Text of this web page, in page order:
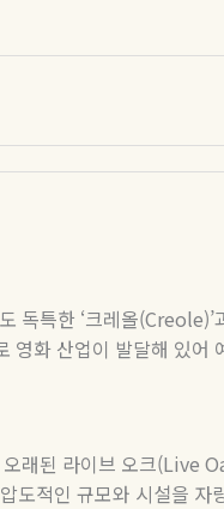
독특한 ‘크레올(Creole)’
영화 산업이 발달해 있
래된 라이브 오크(Live
도적인 규모와 시설을 자